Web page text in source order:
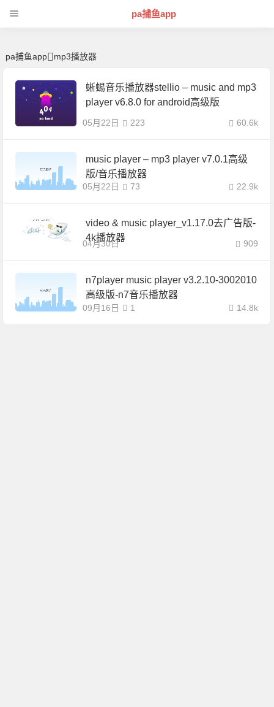
pa捕鱼app
pa捕鱼app mp3播放器
蜥蜴音乐播放器stellio – music and mp3
player v6.8.0 for android高级版
05月22日 60.6k
223
music player – mp3 player v7.0.1高级
版/音乐播放器
05月22日 22.9k
73
video & music player_v1.17.0去广告版-
4k播放器
04月30日 909
n7player music player v3.2.10-3002010
高级版-n7音乐播放器
09月16日 14.8k
1